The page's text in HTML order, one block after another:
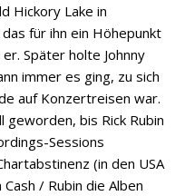
Hickory Lake in
für ihn ein Höhepunkt
Später holte Johnny
immer es ging, zu sich
auf Konzertreisen war.
geworden, bis Rick Rubin
Sessions
(in den USA
/ Rubin die Alben